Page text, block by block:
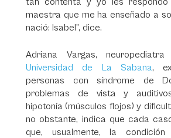
maestra que me ha enseñado a
nació: Isabel”, dice.
Adriana Vargas,
Universidad de La Sabana,
personas con síndrome de
problemas de vista y
hipotonía (músculos flojos) y
no obstante, indica que cada
que, usualmente, la